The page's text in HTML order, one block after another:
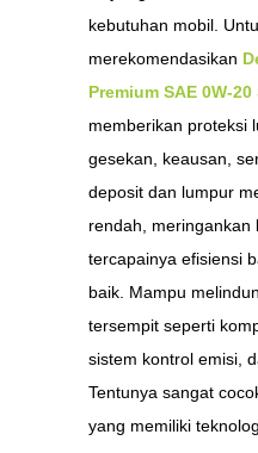
kebutuhan mobil.
merekomendasikan
Premium SAE 0W-20
memberikan proteksi
gesekan, keausan,
deposit dan lumpur
rendah, meringankan
tercapainya efisiensi
baik. Mampu
tersempit seperti
sistem kontrol emisi,
Tentunya sangat
yang memiliki